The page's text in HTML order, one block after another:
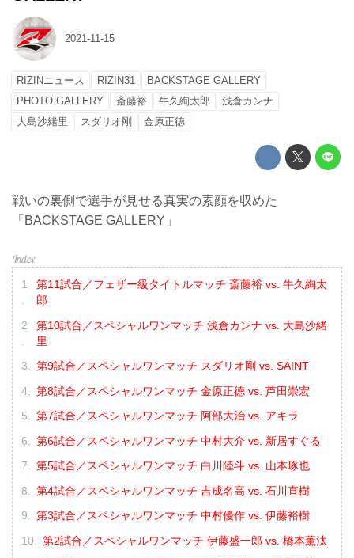
2021-11-15
RIZINニュース RIZIN31
BACKSTAGE GALLERY
PHOTO GALLERY
斎藤裕 牛久絢太郎
浅倉カンナ
大島沙緒里
スダリオ剛 金原正徳
戦いの裏側で選手が見せる真実の素顔を収めた
「BACKSTAGE GALLERY」
第11試合／フェザー級タイトルマッチ 斎藤裕 vs. 牛久絢太
郎
第10試合／スペシャルワンマッチ 浅倉カンナ vs. 大島沙緒
里
第9試合／スペシャルワンマッチ スダリオ剛 vs. SAINT
第8試合／スペシャルワンマッチ 金原正徳 vs. 芦田崇宏
第7試合／スペシャルワンマッチ 阿部大治 vs. アキラ
第6試合／スペシャルワンマッチ 中村大介 vs. 新居すぐる
第5試合／スペシャルワンマッチ 白川陸斗 vs. 山本琢也
第4試合／スペシャルワンマッチ 吉成名高 vs. 石川直樹
第3試合／スペシャルワンマッチ 中村優作 vs. 伊藤裕樹
第2試合／スペシャルワンマッチ 伊藤盛一郎 vs. 橋本薫汰